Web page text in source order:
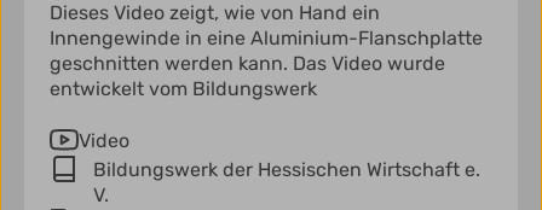
Dieses Video zeigt, wie von Hand ein
Innengewinde in eine Aluminium-Flanschplatte
geschnitten werden kann. Das Video wurde
entwickelt vom Bildungswerk
Video
Bildungswerk der Hessischen Wirtschaft e.
V.